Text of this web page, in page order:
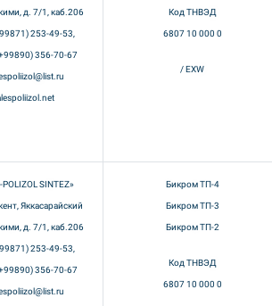
д. 7/1, каб.206
253-49-53,
356-70-67
Код ТНВЭД
6807 10 000 0
/ EXW
SINTEZ»
Яккасарайский
д. 7/1, каб.206
253-49-53,
356-70-67
Бикром ТП-4
Бикром ТП-3
Бикром ТП-2
Код ТНВЭД
6807 10 000 0